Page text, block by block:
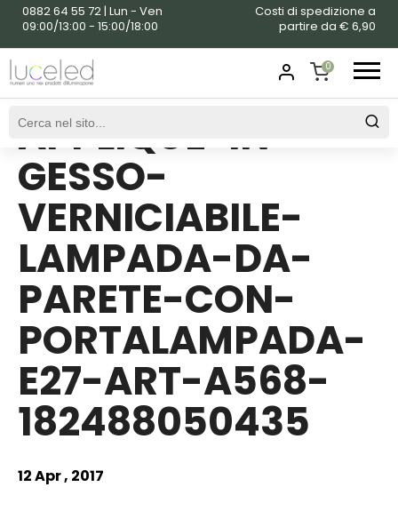
0882 64 55 72 | Lun - Ven
09:00/13:00 - 15:00/18:00
Costi di spedizione a
partire da € 6,90
0
SHOPPING
APPLIQUE-IN-
GESSO-
VERNICIABILE-
LAMPADA-DA-
PARETE-CON-
PORTALAMPADA-
E27-ART-A568-
182488050435
12 Apr , 2017